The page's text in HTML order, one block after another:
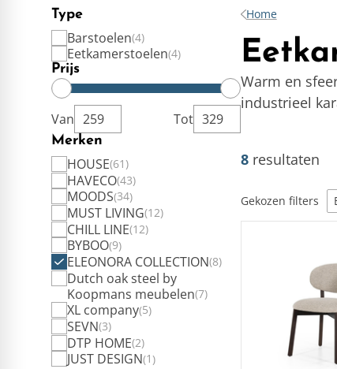
Type
Barstoelen 4
Eetkamerstoelen 4
Prijs
Van Tot
Merken
HOUSE 61
HAVECO 43
MOODS 34
MUST LIVING 12
CHILL LINE 12
BYBOO 9
ELEONORA COLLECTION 8
Dutch oak steel by
Koopmans meubelen 7
XL company 5
SEVN 3
DTP HOME 2
JUST DESIGN 1
Home
Warm en
industrieel
8resultaten
Gekozen filters